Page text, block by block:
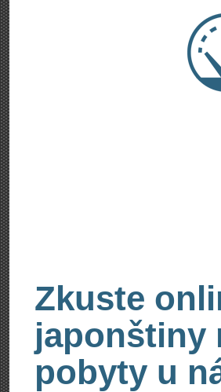
Zkuste
japonštiny
pobyty u